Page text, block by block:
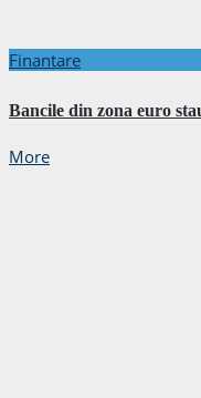
Finantare
Bancile din zona euro
More